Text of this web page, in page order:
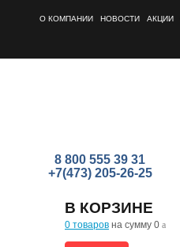
О КОМПАНИИ НОВОСТИ АКЦИИ
8 800 555 39 31
+7(473) 205-26-25
В КОРЗИНЕ
0 товаров на сумму 0 a